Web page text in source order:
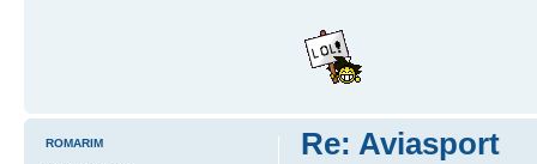
Re: Aviasport
ROMARIM